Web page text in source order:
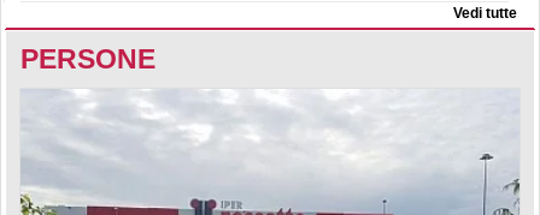
Vedi tutte
PERSONE